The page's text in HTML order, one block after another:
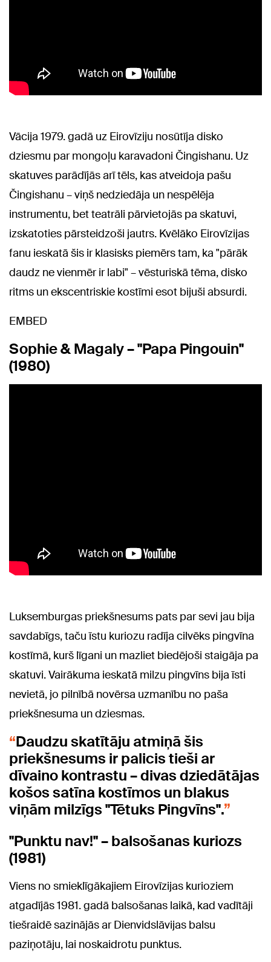
Vācija 1979. gadā uz Eirovīziju nosūtīja disko
dziesmu par mongoļu karavadoni Čingishanu. Uz
skatuves parādījās arī tēls, kas atveidoja pašu
Čingishanu – viņš nedziedāja un nespēlēja
instrumentu, bet teatrāli pārvietojās pa skatuvi,
izskatoties pārsteidzoši jautrs. Kvēlāko Eirovīzijas
fanu ieskatā šis ir klasisks piemērs tam, ka "pārāk
daudz ne vienmēr ir labi" – vēsturiskā tēma, disko
ritms un ekscentriskie kostīmi esot bijuši absurdi.
EMBED
Sophie & Magaly – "Papa Pingouin"
(1980)
Luksemburgas priekšnesums pats par sevi jau bija
savdabīgs, taču īstu kuriozu radīja cilvēks pingvīna
kostīmā, kurš līgani un mazliet biedējoši staigāja pa
skatuvi. Vairākuma ieskatā milzu pingvīns bija īsti
nevietā, jo pilnībā novērsa uzmanību no paša
priekšnesuma un dziesmas.
Daudzu skatītāju atmiņā šis
priekšnesums ir palicis tieši ar
dīvaino kontrastu – divas dziedātājas
košos satīna kostīmos un blakus
viņām milzīgs "Tētuks Pingvīns".
"Punktu nav!" – balsošanas kuriozs
(1981)
Viens no smieklīgākajiem Eirovīzijas kurioziem
atgadījās 1981. gadā balsošanas laikā, kad vadītāji
tiešraidē sazinājās ar Dienvidslāvijas balsu
paziņotāju, lai noskaidrotu punktus.